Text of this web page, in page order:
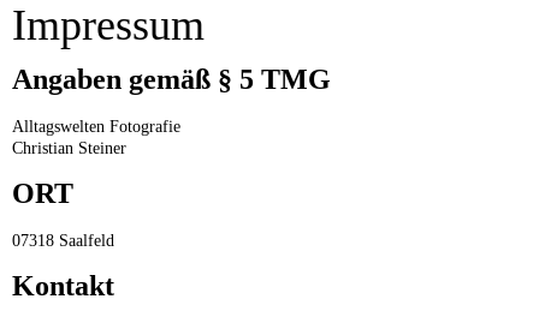
Impressum
Angaben gemäß § 5 TMG
Alltagswelten Fotografie
Christian Steiner
ORT
07318 Saalfeld
Kontakt